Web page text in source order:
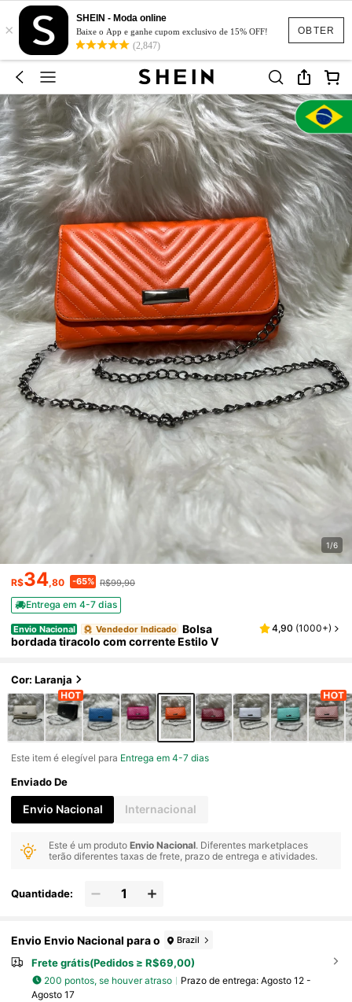
OBTER
×
SHEIN - Moda online
Baixe o App e ganhe cupom exclusivo de 15% OFF!
(2,847)
1/6
R$34,80 -65% R$99,90
Entrega em 4-7 dias
Envio Nacional Vendedor Indicado Bolsa
bordada tiracolo com corrente Estilo V
4,90 (1000+)
Cor: Laranja
Este item é elegível para Entrega em 4-7 dias
Enviado De
Envio Nacional Internacional
Este é um produtoEnvio Nacional. Diferentes marketplaces
terão diferentes taxas de frete, prazo de entrega e atividades.
Quantidade:
Envio Envio Nacional para o Brazil
Frete grátis(Pedidos ≥ R$69,00)
200 pontos, se houver atraso Prazo de entrega: Agosto 12 -
Agosto 17